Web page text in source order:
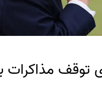
توقف مذاکرات